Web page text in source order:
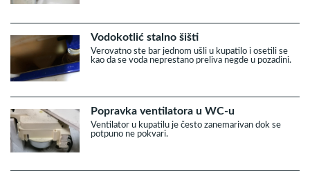
Vodokotlić stalno šišti
Verovatno ste bar jednom ušli u kupatilo i osetili se
kao da se voda neprestano preliva negde u pozadini.
Popravka ventilatora u WC-u
Ventilator u kupatilu je često zanemarivan dok se
potpuno ne pokvari.